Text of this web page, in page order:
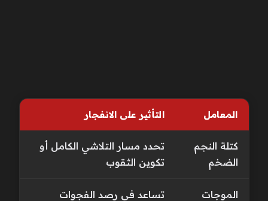
المعامل التأثير على الانفجار
كتلة النجم
الضخم
تحدد مسار التلاشي الكامل أو
تكوين الثقوب
الموجات
تساعد في رصد الفجوات